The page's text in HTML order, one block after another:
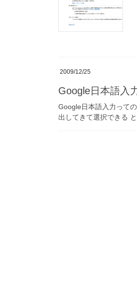
2009/12/25
Google日本語入
Google日本語入力って
出してきて選択できる